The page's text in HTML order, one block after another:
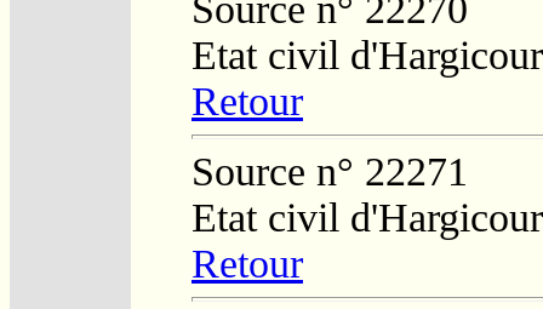
Source n° 22270
Etat civil
Retour
Source n° 22271
Etat civil
Retour